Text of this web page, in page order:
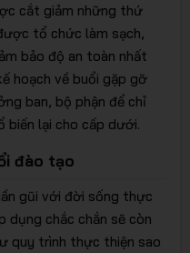
cắt giảm những thứ
tổ chức làm sạch,
bảo độ an toàn nhất
hoạch về buổi gặp gỡ
ban, bộ phận để chỉ
biến lại cho cấp dưới.
đào tạo
gũi với đời sống thực
dụng chắc chắn sẽ còn
quy trình thực thiện sao